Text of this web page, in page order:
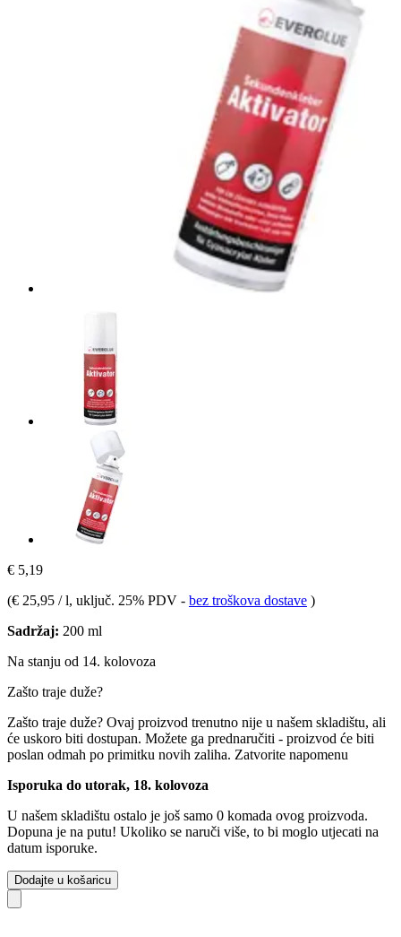
€ 5,19
(€ 25,95 / l, uključ. 25% PDV - bez troškova dostave )
Sadržaj: 200 ml
Na stanju od 14. kolovoza
Zašto traje duže?
Zašto traje duže? Ovaj proizvod trenutno nije u našem skladištu, ali
će uskoro biti dostupan. Možete ga prednaručiti - proizvod će biti
poslan odmah po primitku novih zaliha. Zatvorite napomenu
Isporuka do utorak, 18. kolovoza
U našem skladištu ostalo je još samo 0 komada ovog proizvoda.
Dopuna je na putu! Ukoliko se naruči više, to bi moglo utjecati na
datum isporuke.
Dodajte u košaricu